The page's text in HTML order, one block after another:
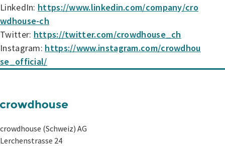
LinkedIn: https://www.linkedin.com/company/cro
wdhouse-ch
Twitter: https://twitter.com/crowdhouse_ch
Instagram: https://www.instagram.com/crowdhou
se_official/
crowdhouse (Schweiz) AG
Lerchenstrasse 24